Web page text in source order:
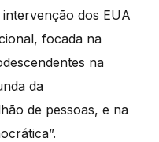
dos EUA
focada na
na
da
de pessoas, e na